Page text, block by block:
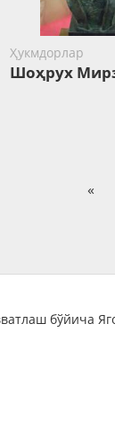
Ҳукмдорлар
Шоҳрух
«
бўйича